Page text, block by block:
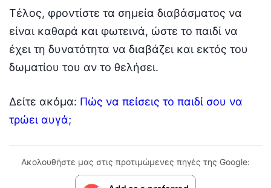
Τέλος, φροντίστε τα σημεία διαβάσματος να
είναι καθαρά και φωτεινά, ώστε το παιδί να
έχει τη δυνατότητα να διαβάζει και εκτός του
δωματίου του αν το θελήσει.
Δείτε ακόμα: Πώς να πείσεις το παιδί σου να
τρώει αυγά;
Ακολουθήστε μας στις προτιμώμενες πηγές της Google: